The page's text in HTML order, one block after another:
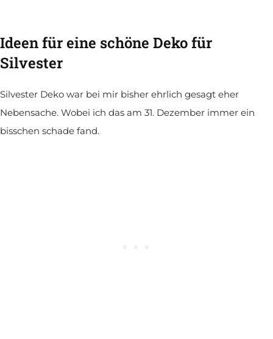
Ideen für eine schöne Deko für
Silvester
Silvester Deko war bei mir bisher ehrlich gesagt eher
Nebensache. Wobei ich das am 31. Dezember immer ein
bisschen schade fand.